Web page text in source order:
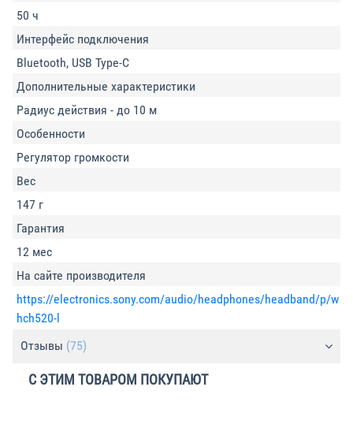
50 ч
Интерфейс подключения
Bluetooth, USB Type-C
Дополнительные характеристики
Радиус действия - до 10 м
Особенности
Регулятор громкости
Вес
147 г
Гарантия
12 мес
На сайте производителя
https://electronics.sony.com/audio/headphones/headband/p/w
hch520-l
Отзывы (75)
С ЭТИМ ТОВАРОМ ПОКУПАЮТ